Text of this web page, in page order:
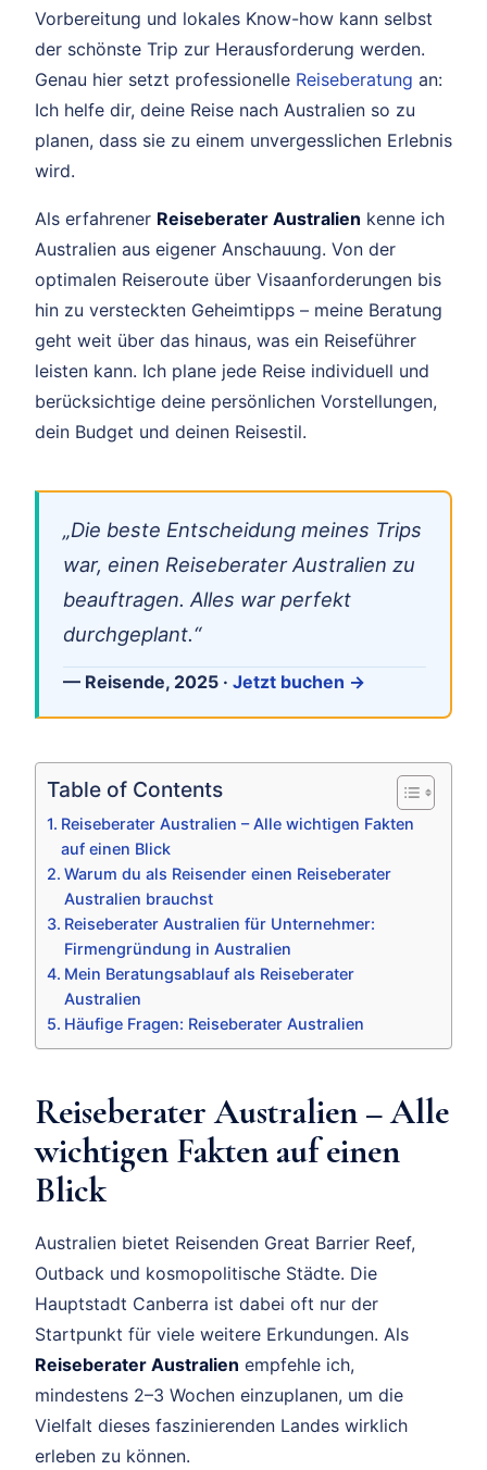
Vorbereitung und lokales Know-how kann selbst
der schönste Trip zur Herausforderung werden.
Genau hier setzt professionelle Reiseberatung an:
Ich helfe dir, deine Reise nach Australien so zu
planen, dass sie zu einem unvergesslichen Erlebnis
wird.
Als erfahrener Reiseberater Australien kenne ich
Australien aus eigener Anschauung. Von der
optimalen Reiseroute über Visaanforderungen bis
hin zu versteckten Geheimtipps – meine Beratung
geht weit über das hinaus, was ein Reiseführer
leisten kann. Ich plane jede Reise individuell und
berücksichtige deine persönlichen Vorstellungen,
dein Budget und deinen Reisestil.
„Die beste Entscheidung meines Trips
war, einen Reiseberater Australien zu
beauftragen. Alles war perfekt
durchgeplant.“
— Reisende, 2025 · Jetzt buchen →
Table of Contents
Reiseberater Australien – Alle wichtigen Fakten
auf einen Blick
Warum du als Reisender einen Reiseberater
Australien brauchst
Reiseberater Australien für Unternehmer:
Firmengründung in Australien
Mein Beratungsablauf als Reiseberater
Australien
Häufige Fragen: Reiseberater Australien
Reiseberater Australien – Alle
wichtigen Fakten auf einen
Blick
Australien bietet Reisenden Great Barrier Reef,
Outback und kosmopolitische Städte. Die
Hauptstadt Canberra ist dabei oft nur der
Startpunkt für viele weitere Erkundungen. Als
Reiseberater Australien empfehle ich,
mindestens 2–3 Wochen einzuplanen, um die
Vielfalt dieses faszinierenden Landes wirklich
erleben zu können.